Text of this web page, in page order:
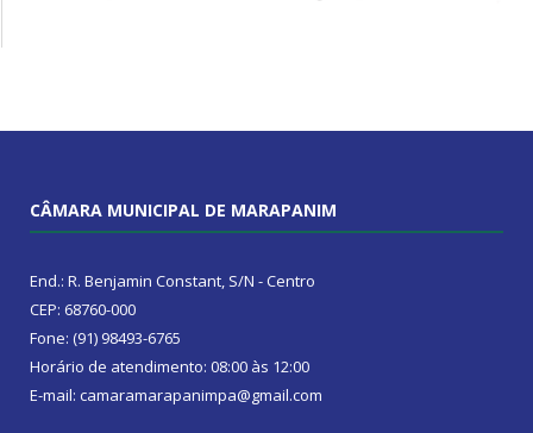
CÂMARA MUNICIPAL DE MARAPANIM
End.: R. Benjamin Constant, S/N - Centro
CEP: 68760-000
Fone: (91) 98493-6765
Horário de atendimento: 08:00 às 12:00
E-mail: camaramarapanimpa@gmail.com